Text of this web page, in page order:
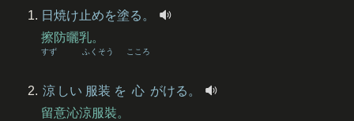
日焼け 止めを塗る。
擦防曬乳。
涼
すず
しい 服装
ふくそう
を 心
こころ
がける。
留意沁涼服裝。